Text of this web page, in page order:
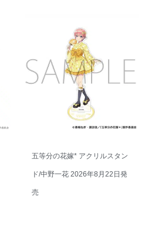
五等分の花嫁* アクリルスタン
ド/中野一花 2026年8月22日発
売